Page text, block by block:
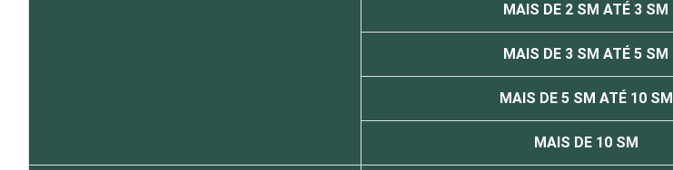
MAIS DE 2 SM ATÉ 3 SM
MAIS DE 3 SM ATÉ 5 SM
MAIS DE 5 SM ATÉ 10 SM
MAIS DE 10 SM